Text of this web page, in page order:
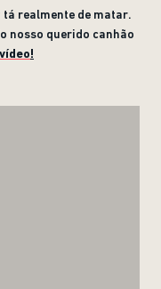
realmente de matar.
nosso querido canhão
!